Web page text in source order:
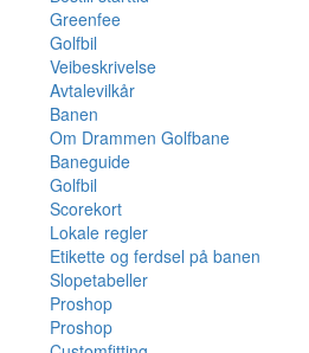
Greenfee
Golfbil
Veibeskrivelse
Avtalevilkår
Banen
Om Drammen Golfbane
Baneguide
Golfbil
Scorekort
Lokale regler
Etikette og ferdsel på banen
Slopetabeller
Proshop
Proshop